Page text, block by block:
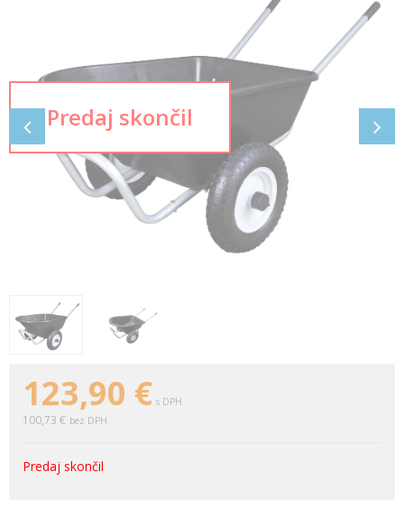
123,90 € s DPH
100,73 € bez DPH
Predaj skončil